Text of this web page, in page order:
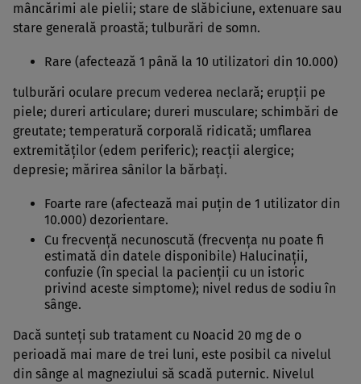
mâncărimi ale pielii; stare de slăbiciune, extenuare sau
stare generală proastă; tulburări de somn.
Rare (afectează 1 până la 10 utilizatori din 10.000)
tulburări oculare precum vederea neclară; erupţii pe
piele; dureri articulare; dureri musculare; schimbări de
greutate; temperatură corporală ridicată; umflarea
extremităţilor (edem periferic); reacţii alergice;
depresie; mărirea sânilor la bărbaţi.
Foarte rare (afectează mai puţin de 1 utilizator din
10.000) dezorientare.
Cu frecvenţă necunoscută (frecvenţa nu poate fi
estimată din datele disponibile) Halucinaţii,
confuzie (în special la pacienţii cu un istoric
privind aceste simptome); nivel redus de sodiu în
sânge.
Dacă sunteţi sub tratament cu Noacid 20 mg de o
perioadă mai mare de trei luni, este posibil ca nivelul
din sânge al magneziului să scadă puternic. Nivelul